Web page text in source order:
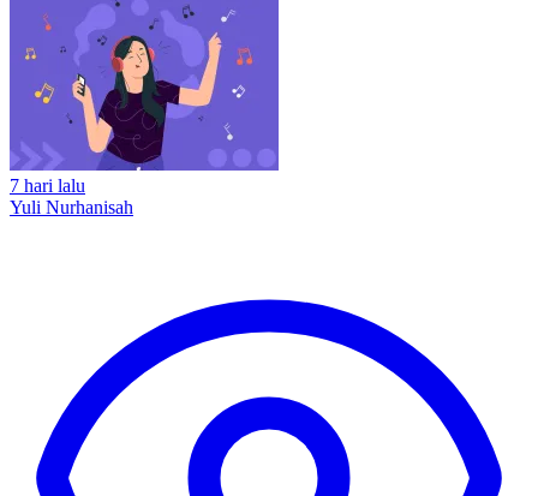
7 hari lalu
Yuli Nurhanisah